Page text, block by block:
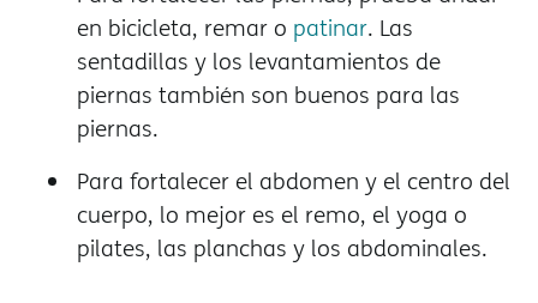
en bicicleta, remar o patinar. Las
sentadillas y los levantamientos de
piernas también son buenos para las
piernas.
Para fortalecer el abdomen y el centro del
cuerpo, lo mejor es el remo, el yoga o
pilates, las planchas y los abdominales.